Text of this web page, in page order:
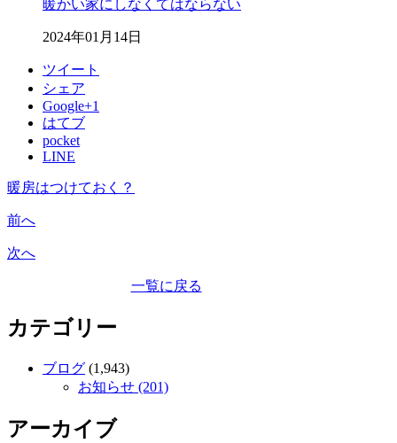
暖かい家にしなくてはならない
2024年01月14日
ツイート
シェア
Google+1
はてブ
pocket
LINE
暖房はつけておく？
前へ
次へ
一覧に戻る
カテゴリー
ブログ (1,943)
お知らせ (201)
アーカイブ